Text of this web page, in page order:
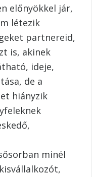
előnyökkel jár,
létezik
partnereid,
is, akinek
ideje,
de a
hiányzik
minél